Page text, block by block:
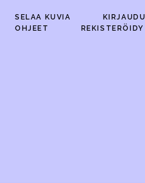
SELAA KUVIA KIRJAUDU
OHJEET
REKISTERÖIDY